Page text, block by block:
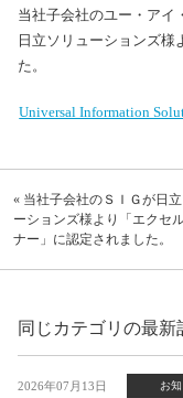
当社子会社のユー・アイ
日立ソリューションズ様
た。
Universal Information
« 当社子会社のＳＩＧが日
ーションズ様より「エクセ
ナー」に認定されました。
同じカテゴリの最新
2026年07月13日 お